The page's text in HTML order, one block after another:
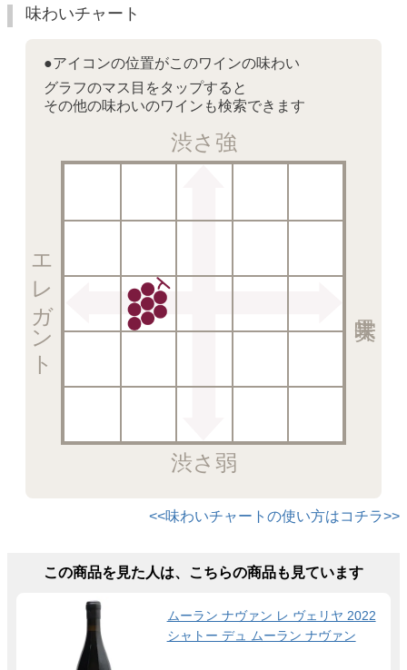
味わいチャート
●アイコンの位置がこのワインの味わい
グラフのマス目をタップすると
その他の味わいのワインも検索できます
渋さ強
渋さ弱
エレガント
<<味わいチャートの使い方はコチラ>>
この商品を見た人は、こちらの商品も見ています
ムーラン ナヴァン レ ヴェリヤ 2022
シャトー デュ ムーラン ナヴァン